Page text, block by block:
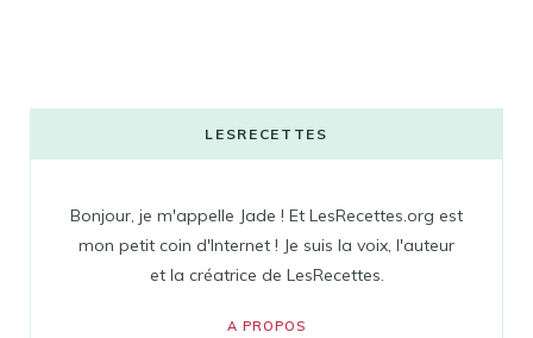
LESRECETTES
Bonjour, je m'appelle Jade ! Et LesRecettes.org est
mon petit coin d'Internet ! Je suis la voix, l'auteur
et la créatrice de LesRecettes.
A PROPOS